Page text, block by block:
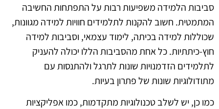
סביבות הלמידה משפיעות רבות על התפתחות החשיבה
המתמטית. חשוב להקנות לתלמידים חוויות למידה מגוונות,
שכוללות למידה בכיתה, לימוד עצמאי, וסביבות למידה
חוץ-כיתתיות. כל אחת מהסביבות הללו יכולה להעניק
לתלמידים הזדמנויות שונות לתרגל ולהתנסות עם
מתודולוגיות שונות של פתרון בעיות.
כמו כן, יש לשלב טכנולוגיות מתקדמות, כמו אפליקציות